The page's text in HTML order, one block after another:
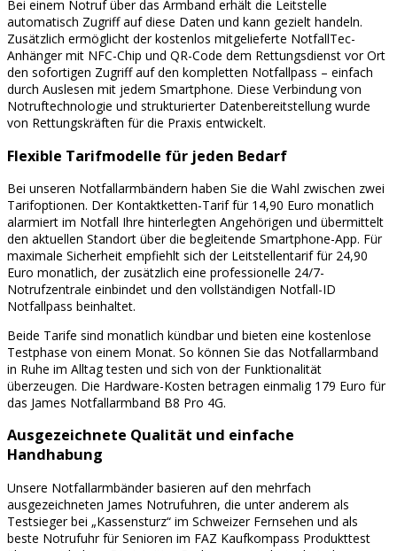
Bei einem Notruf über das Armband erhält die Leitstelle
automatisch Zugriff auf diese Daten und kann gezielt handeln.
Zusätzlich ermöglicht der kostenlos mitgelieferte NotfallTec-
Anhänger mit NFC-Chip und QR-Code dem Rettungsdienst vor Ort
den sofortigen Zugriff auf den kompletten Notfallpass – einfach
durch Auslesen mit jedem Smartphone. Diese Verbindung von
Notruftechnologie und strukturierter Datenbereitstellung wurde
von Rettungskräften für die Praxis entwickelt.
Flexible Tarifmodelle für jeden Bedarf
Bei unseren Notfallarmbändern haben Sie die Wahl zwischen zwei
Tarifoptionen. Der Kontaktketten-Tarif für 14,90 Euro monatlich
alarmiert im Notfall Ihre hinterlegten Angehörigen und übermittelt
den aktuellen Standort über die begleitende Smartphone-App. Für
maximale Sicherheit empfiehlt sich der Leitstellentarif für 24,90
Euro monatlich, der zusätzlich eine professionelle 24/7-
Notrufzentrale einbindet und den vollständigen Notfall-ID
Notfallpass beinhaltet.
Beide Tarife sind monatlich kündbar und bieten eine kostenlose
Testphase von einem Monat. So können Sie das Notfallarmband
in Ruhe im Alltag testen und sich von der Funktionalität
überzeugen. Die Hardware-Kosten betragen einmalig 179 Euro für
das James Notfallarmband B8 Pro 4G.
Ausgezeichnete Qualität und einfache
Handhabung
Unsere Notfallarmbänder basieren auf den mehrfach
ausgezeichneten James Notrufuhren, die unter anderem als
Testsieger bei „Kassensturz“ im Schweizer Fernsehen und als
beste Notrufuhr für Senioren im FAZ Kaufkompass Produkttest